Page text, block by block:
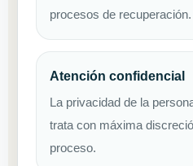
procesos de recuperación.
Atención confidencial
La privacidad de la
trata con máxima
proceso.